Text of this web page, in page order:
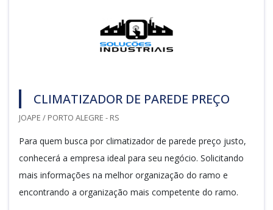
CLIMATIZADOR DE PAREDE PREÇO
JOAPE / PORTO ALEGRE - RS
Para quem busca por climatizador de parede preço justo,
conhecerá a empresa ideal para seu negócio. Solicitando
mais informações na melhor organização do ramo e
encontrando a organização mais competente do ramo.